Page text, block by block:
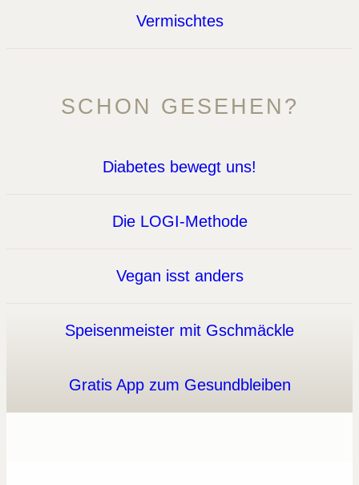
Vermischtes
SCHON GESEHEN?
Diabetes bewegt uns!
Die LOGI-Methode
Vegan isst anders
Speisenmeister mit Gschmäckle
Gratis App zum Gesundbleiben